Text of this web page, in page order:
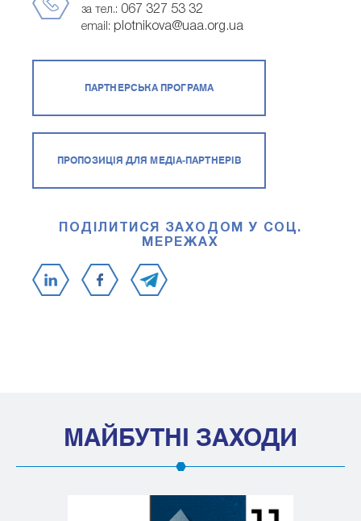
за тел.: 067 327 53 32
email: plotnikova@uaa.org.ua
ПАРТНЕРСЬКА ПРОГРАМА
ПРОПОЗИЦІЯ ДЛЯ МЕДІА-ПАРТНЕРІВ
ПОДІЛИТИСЯ ЗАХОДОМ У СОЦ.
МЕРЕЖАХ
МАЙБУТНІ ЗАХОДИ